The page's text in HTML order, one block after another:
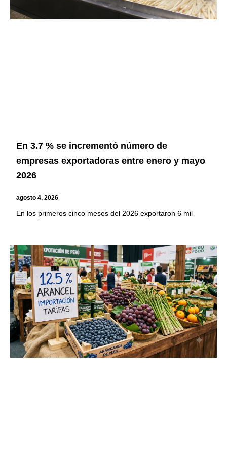
En 3.7 % se incrementó número de
empresas exportadoras entre enero y mayo
2026
agosto 4, 2026
En los primeros cinco meses del 2026 exportaron 6 mil